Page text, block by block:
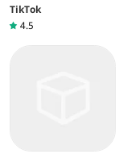
TikTok
4.5